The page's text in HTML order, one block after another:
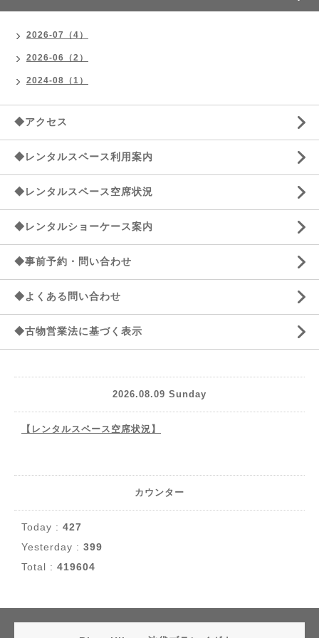
2026-07（4）
2026-06（2）
2024-08（1）
◆アクセス
◆レンタルスペース利用案内
◆レンタルスペース空席状況
◆レンタルショーケース案内
◆事前予約・問い合わせ
◆よくある問い合わせ
◆古物営業法に基づく表示
2026.08.09 Sunday
【レンタルスペース空席状況】
カウンター
Today : 427
Yesterday : 399
Total : 419604